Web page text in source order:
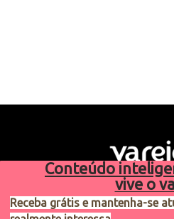
Conteúdo
vive o
Receba grátis e mantenha-se